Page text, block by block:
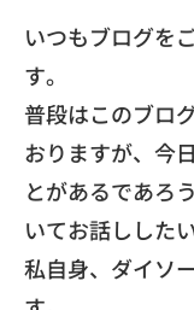
いつもブログを
す。
普段はこのブロ
おりますが、 今
とがあるであろう
いてお話しした
私自身、ダイソ